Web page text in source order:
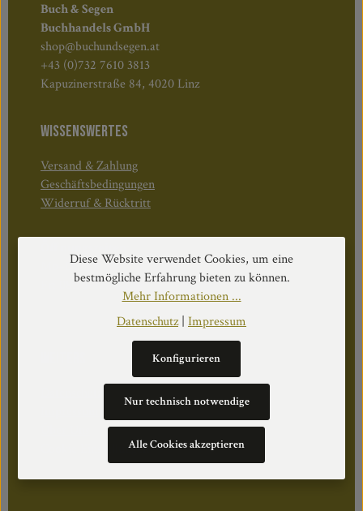
Buch & Segen
Buchhandels GmbH
shop@buchundsegen.at
+43 (0)732 7610 3813
Kapuzinerstraße 84, 4020 Linz
WISSENSWERTES
Versand & Zahlung
Geschäftsbedingungen
Widerruf & Rücktritt
Mo–Do: 08:30–17:00 Uhr
Fr: 08:30–12:30 Uhr
Cookie Einstellungen
Diese Website verwendet Cookies, um eine
bestmögliche Erfahrung bieten zu können.
Mehr Informationen ...
Datenschutz| Impressum
Nur technisch notwendige
Konfigurieren
Alle Cookies akzeptieren